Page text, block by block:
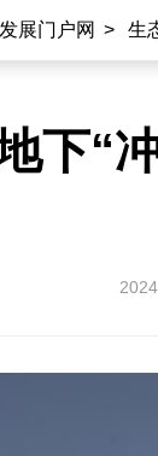
展门户网 > 生
下“